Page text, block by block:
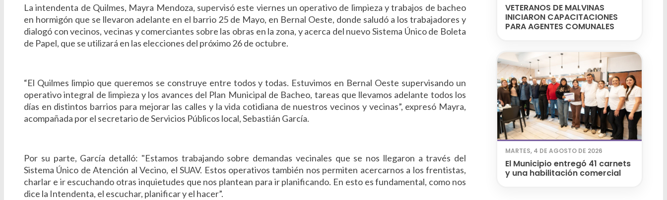
La intendenta de Quilmes, Mayra Mendoza, supervisó este viernes un operativo de limpieza y trabajos de bacheo
en hormigón que se llevaron adelante en el barrio 25 de Mayo, en Bernal Oeste, donde saludó a los trabajadores y
dialogó con vecinos, vecinas y comerciantes sobre las obras en la zona, y acerca del nuevo Sistema Único de Boleta
de Papel, que se utilizará en las elecciones del próximo 26 de octubre.
“El Quilmes limpio que queremos se construye entre todos y todas. Estuvimos en Bernal Oeste supervisando un
operativo integral de limpieza y los avances del Plan Municipal de Bacheo, tareas que llevamos adelante todos los
días en distintos barrios para mejorar las calles y la vida cotidiana de nuestros vecinos y vecinas”, expresó Mayra,
acompañada por el secretario de Servicios Públicos local, Sebastián García.
Por su parte, García detalló: "Estamos trabajando sobre demandas vecinales que se nos llegaron a través del
Sistema Único de Atención al Vecino, el SUAV. Estos operativos también nos permiten acercarnos a los frentistas,
charlar e ir escuchando otras inquietudes que nos plantean para ir planificando. En esto es fundamental, como nos
dice la Intendenta, el escuchar, planificar y el hacer”.
VETERANOS DE MALVINAS
INICIARON CAPACITACIONES
PARA AGENTES COMUNALES
MARTES, 4 DE AGOSTO DE 2026
El Municipio entregó 41 carnets
y una habilitación comercial